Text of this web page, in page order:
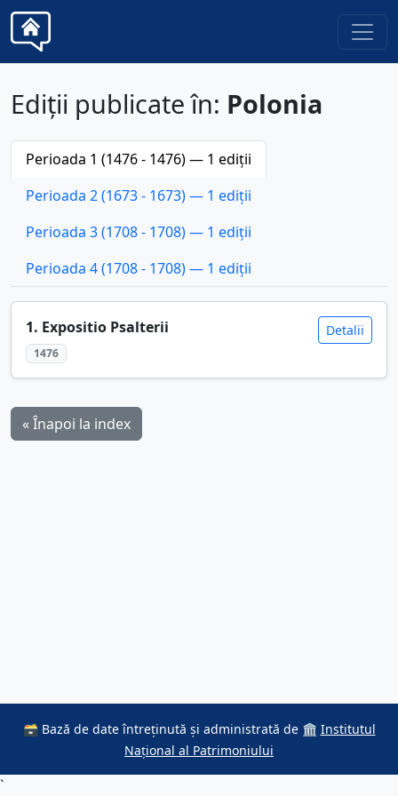
Ediții publicate în: Polonia
Perioada 1 (1476 - 1476) — 1 ediții
Perioada 2 (1673 - 1673) — 1 ediții
Perioada 3 (1708 - 1708) — 1 ediții
Perioada 4 (1708 - 1708) — 1 ediții
1. Expositio Psalterii
1476
Detalii
« Înapoi la index
🗃️ Bază de date întreținută și administrată de 🏛️ Institutul
Național al Patrimoniului
`